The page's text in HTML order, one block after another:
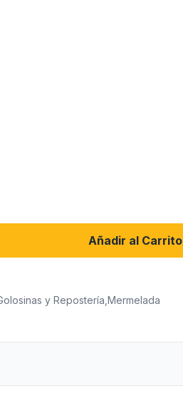
Añadir al Carrito
y Repostería Mermelada